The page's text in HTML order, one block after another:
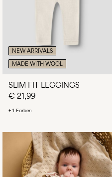
NEW ARRIVALS
MADE WITH WOOL
SLIM FIT LEGGINGS
€ 21,99
+ 1 Farben